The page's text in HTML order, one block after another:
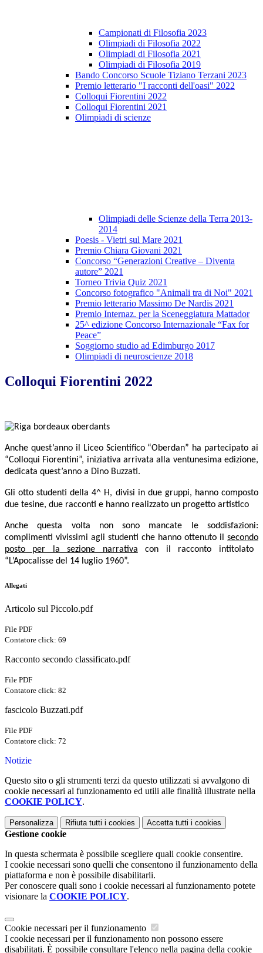
Campionati di Filosofia 2023
Olimpiadi di Filosofia 2022
Olimpiadi di Filosofia 2021
Olimpiadi di Filosofia 2019
Bando Concorso Scuole Tiziano Terzani 2023
Premio letterario "I racconti dell'oasi" 2022
Colloqui Fiorentini 2022
Colloqui Fiorentini 2021
Olimpiadi di scienze
Olimpiadi delle Scienze della Terra 2013-
2014
Poesis - Vietri sul Mare 2021
Premio Chiara Giovani 2021
Concorso “Generazioni Creative – Diventa
autore” 2021
Torneo Trivia Quiz 2021
Concorso fotografico "Animali tra di Noi" 2021
Premio letterario Massimo De Nardis 2021
Premio Internaz. per la Sceneggiatura Mattador
25^ edizione Concorso Internazionale “Fax for
Peace”
Soggiorno studio ad Edimburgo 2017
Olimpiadi di neuroscienze 2018
Colloqui Fiorentini 2022
Anche quest’anno il Liceo Scientifico “Oberdan” ha partecipato ai
“Colloqui Fiorentini”, iniziativa arrivata alla ventunesima edizione,
dedicata quest’anno a Dino Buzzati.
G li otto studenti della 4^ H, divisi in due gruppi, hanno composto
due tesine, due racconti e hanno realizzato un progetto artistico
Anche questa volta non sono mancate le soddisfazioni:
complimenti vivissimi agli studenti che hanno ottenuto il secondo
posto per la sezione narrativa
con il racconto intitolato
“L’Apocalisse del 14 luglio 1960”.
Allegati
Articolo sul Piccolo.pdf
File PDF
Contatore click: 69
Racconto secondo classificato.pdf
File PDF
Contatore click: 82
fascicolo Buzzati.pdf
File PDF
Contatore click: 72
Notizie
Questo sito o gli strumenti terzi da questo utilizzati si avvalgono di
cookie necessari al funzionamento ed utili alle finalità illustrate nella
COOKIE POLICY.
Personalizza Rifiuta tutti i cookies Accetta tutti i cookies
Gestione cookie
In questa schermata è possibile scegliere quali cookie consentire.
I cookie necessari sono quelli che consentono il funzionamento della
piattaforma e non è possibile disabilitarli.
Per conoscere quali sono i cookie necessari al funzionamento potete
visionare la COOKIE POLICY.
Cookie necessari per il funzionamento
I cookie necessari per il funzionamento non possono essere
disabilitati. È possibile consultare l'elenco nella pagina della cookie